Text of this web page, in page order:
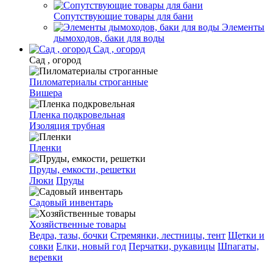
Сопутствующие товары для бани
Элементы
дымоходов, баки для воды
Сад , огород
Сад , огород
Пиломатериалы строганные
Вишера
Пленка подкровельная
Изоляция трубная
Пленки
Пруды, емкости, решетки
Люки Пруды
Садовый инвентарь
Хозяйственные товары
Ведра, тазы, бочки Стремянки, лестницы, тент Щетки и
совки Елки, новый год Перчатки, рукавицы Шпагаты,
веревки